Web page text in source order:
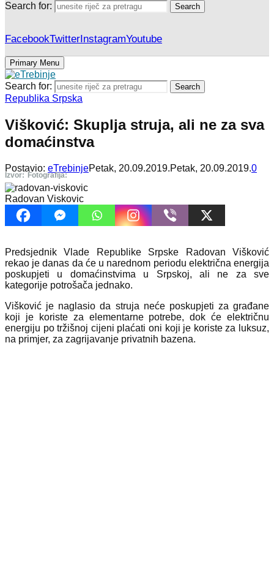
Search for: Search
FacebookTwitterInstagramYoutube
Primary Menu
Search for: Search
Republika Srpska
Višković: Skuplja struja, ali ne za sva
domaćinstva
Postavio: eTrebinjePetak, 20.09.2019.Petak, 20.09.2019.0
Izvor: Fotografija:
Radovan Viskovic
Predsjednik Vlade Republike Srpske Radovan Višković
rekao je danas da će u narednom periodu električna energija
poskupjeti u domaćinstvima u Srpskoj, ali ne za sve
kategorije potrošača jednako.
Višković je naglasio da struja neće poskupjeti za građane
koji je koriste za elementarne potrebe, dok će električnu
energiju po tržišnoj cijeni plaćati oni koji je koriste za luksuz,
na primjer, za zagrijavanje privatnih bazena.